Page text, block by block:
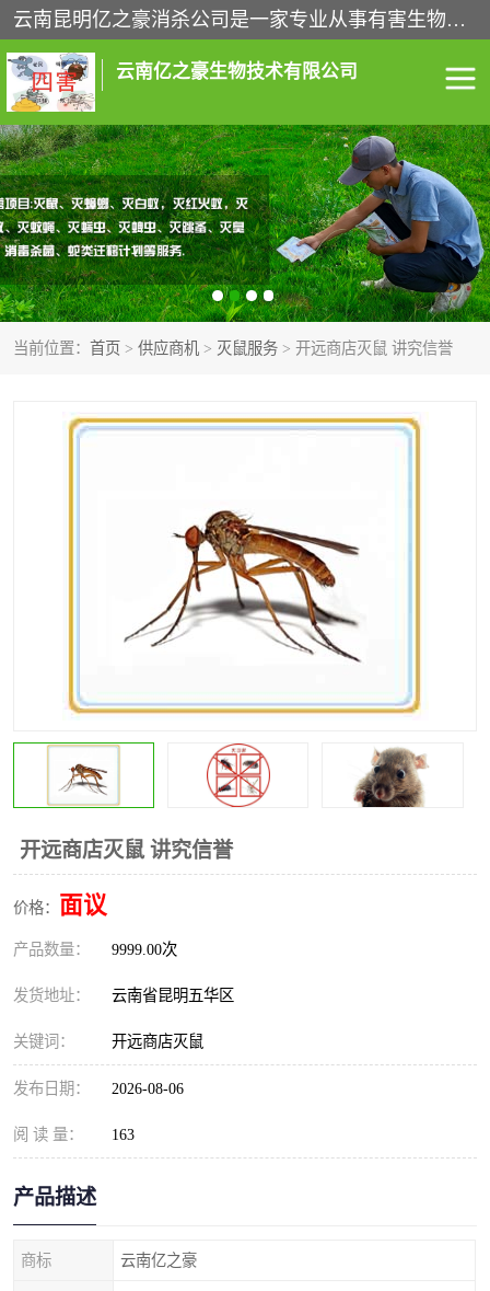
云南昆明亿之豪消杀公司是一家专业从事有害生物防治综合治理的公司，治理服务包括：灭鼠,杀虫,除虫,除蟑螂,白蚁防治,消杀等；安全环保,快速上门,价格透明,完善的售后服务,不影响您的生活工作。
云南亿之豪生物技术有限公司
当前位置： 首页 > 供应商机 > 灭鼠服务 > 开远商店灭鼠 讲究信誉
开远商店灭鼠 讲究信誉
价格： 面议
产品数量： 9999.00次
发货地址： 云南省昆明五华区
关键词： 开远商店灭鼠
发布日期： 2026-08-06
阅 读 量： 163
产品描述
商标 云南亿之豪
灭鼠服务 杀虫服务
除虫服务 除蟑螂服务
白蚁防治服务 消杀服务
昆明灭老鼠 昆明灭蟑螂